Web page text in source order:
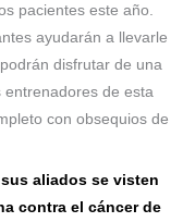
pacientes este año.
ayudarán a llevarle
disfrutar de una
de esta
con obsequios de
aliados se visten
contra el cáncer de